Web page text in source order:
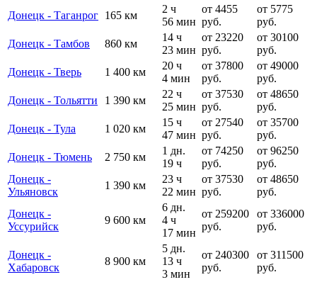
Донецк - Таганрог 165 км
2 ч
56 мин
от 4455
руб.
от 5775
руб.
Донецк - Тамбов
860 км
14 ч
23 мин
от 23220
руб.
от 30100
руб.
Донецк - Тверь
1 400 км
20 ч
4 мин
от 37800
руб.
от 49000
руб.
Донецк - Тольятти
1 390 км
22 ч
25 мин
от 37530
руб.
от 48650
руб.
Донецк - Тула
1 020 км
15 ч
47 мин
от 27540
руб.
от 35700
руб.
Донецк - Тюмень
2 750 км
1 дн.
19 ч
от 74250
руб.
от 96250
руб.
Донецк -
Ульяновск
1 390 км
23 ч
22 мин
от 37530
руб.
от 48650
руб.
Донецк -
Уссурийск
9 600 км
6 дн.
4 ч
17 мин
от 259200
руб.
от 336000
руб.
Донецк -
Хабаровск
8 900 км
5 дн.
13 ч
3 мин
от 240300
руб.
от 311500
руб.